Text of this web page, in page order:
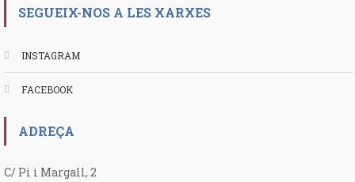
SEGUEIX-NOS A LES XARXES
INSTAGRAM
FACEBOOK
ADREÇA
C/ Pi i Margall, 2